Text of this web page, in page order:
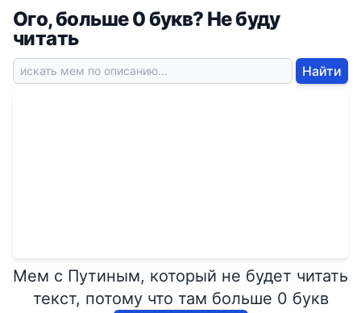
Ого, больше 0 букв? Не буду
читать
Найти
Мем с Путиным, который не будет читать
текст, потому что там больше 0 букв